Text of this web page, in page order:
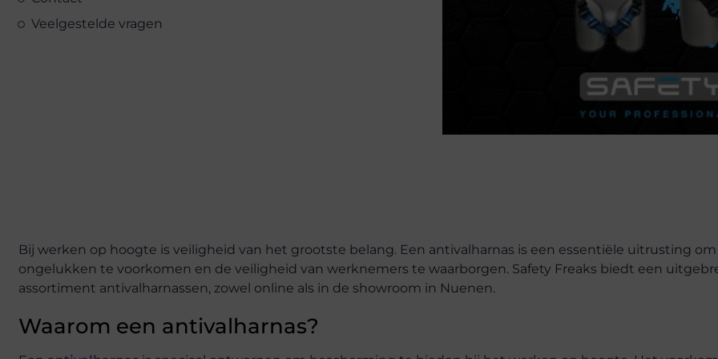
Veelgestelde vragen
Bij werken op hoogte is veiligheid van het grootste belang. Een antivalharnas is een essentiële uitrusting om
ongelukken te voorkomen en de veiligheid van werknemers te waarborgen. Safety Freaks biedt een
assortiment antivalharnassen, zowel online als in de showroom in Nuenen.
Waarom een antivalharnas?